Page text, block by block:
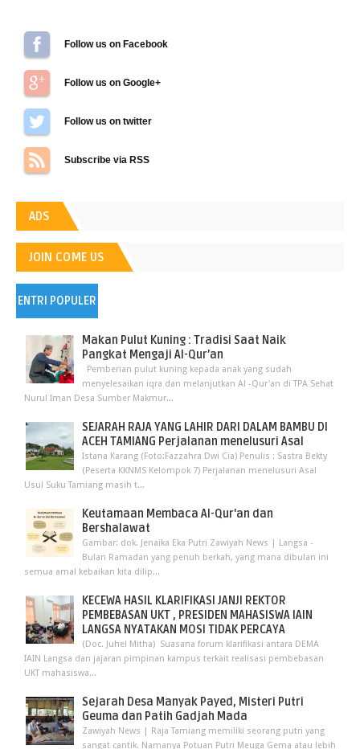
Follow us on Facebook
Follow us on Google+
Follow us on Twitter
Subscribe via RSS
ADS
JOIN COME US
ENTRI POPULER
Makan Pulut Kuning : Tradisi Saat Naik
Pangkat Mengaji Al-Qur’an
Pemberian pulut kuning kepada anak yang sudah
menyelesaikan iqra dan melanjutkan Al -Qur'an di TPA Sehat
Nurul Iman Desa Sumber Makmur...
SEJARAH RAJA YANG LAHIR DARI DALAM BAMBU DI
ACEH TAMIANG Perjalanan menelusuri Asal
Istana Karang (Foto:Fazzahra Dwi Cia) Penulis : Sastra Bekty
(Peserta KKNMS Kelompok 7) Perjalanan menelusuri Asal
Usul Suku Tamiang masih t...
Keutamaan Membaca Al-Qur'an dan
Bershalawat
Gambar: dok. Jenaika Eka Putri Zawiyah News | Langsa -
Bulan Ramadan yang penuh berkah, yang mana dibulan ini
semua amal kebaikan kita dilip...
KECEWA HASIL KLARIFIKASI JANJI REKTOR
PEMBEBASAN UKT , PRESIDEN MAHASISWA IAIN
LANGSA NYATAKAN MOSI TIDAK PERCAYA
(Doc. Juhel Mitha) Suasana forum klarifikasi antara DEMA
IAIN Langsa dan jajaran pimpinan kampus terkait realisasi pembebasan
UKT mahasiswa...
Sejarah Desa Manyak Payed, Misteri Putri
Geuma dan Patih Gadjah Mada
Zawiyah News | Raja Tamiang memiliki seorang putri yang
sangat cantik. Namanya Potuan Putri Meuga Gema atau lebih